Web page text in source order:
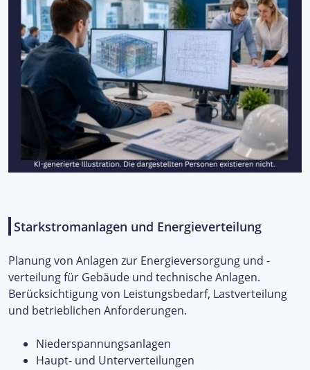
Starkstromanlagen und Energieverteilung
Planung von Anlagen zur Energieversorgung und -
verteilung für Gebäude und technische Anlagen.
Berücksichtigung von Leistungsbedarf, Lastverteilung
und betrieblichen Anforderungen.
Niederspannungsanlagen
Haupt- und Unterverteilungen